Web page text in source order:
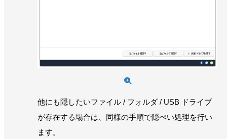
他にも隠したいファイル / フォルダ / USB ドライブ
が存在する場合は、同様の手順で隠ぺい処理を行い
ます。